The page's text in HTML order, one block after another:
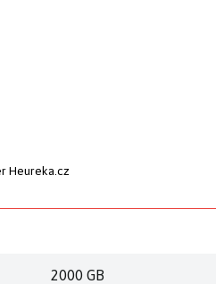
Heureka.cz
2000 GB